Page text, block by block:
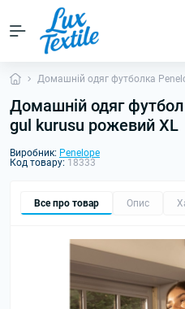
Домашній одяг футболка
Домашній одяг
gul kurusu рожевий XL
Виробник: Penelope
Код товару: 18333
Все про товар Опис